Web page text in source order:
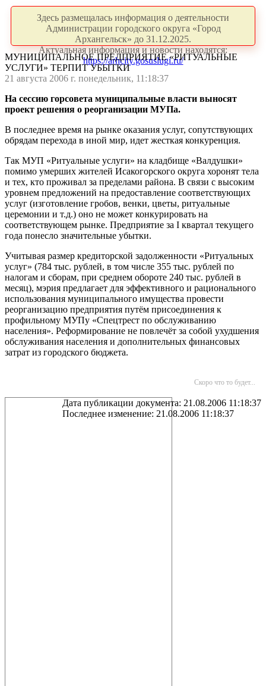
Здесь размещалась информация о деятельности
Администрации городского округа «Город
Архангельск» до 31.12.2025.
Актуальная информация и новости находятся:
https://arhcity.gosuslugi.ru/
МУНИЦИПАЛЬНОЕ ПРЕДПРИЯТИЕ «РИТУАЛЬНЫЕ
УСЛУГИ» ТЕРПИТ УБЫТКИ
21 августа 2006 г. понедельник, 11:18:37
На сессию горсовета муниципальные власти выносят
проект решения о реорганизации МУПа.
В последнее время на рынке оказания услуг, сопутствующих
обрядам перехода в иной мир, идет жесткая конкуренция.
Так МУП «Ритуальные услуги» на кладбище «Валдушки»
помимо умерших жителей Исакогорского округа хоронят тела
и тех, кто проживал за пределами района. В связи с высоким
уровнем предложений на предоставление соответствующих
услуг (изготовление гробов, венки, цветы, ритуальные
церемонии и т.д.) оно не может конкурировать на
соответствующем рынке. Предприятие за I квартал текущего
года понесло значительные убытки.
Учитывая размер кредиторской задолженности «Ритуальных
услуг» (784 тыс. рублей, в том числе 355 тыс. рублей по
налогам и сборам, при среднем обороте 240 тыс. рублей в
месяц), мэрия предлагает для эффективного и рационального
использования муниципального имущества провести
реорганизацию предприятия путём присоединения к
профильному МУПу «Спецтрест по обслуживанию
населения». Реформирование не повлечёт за собой ухудшения
обслуживания населения и дополнительных финансовых
затрат из городского бюджета.
Скоро что то будет...
Дата публикации документа: 21.08.2006 11:18:37
Последнее изменение: 21.08.2006 11:18:37